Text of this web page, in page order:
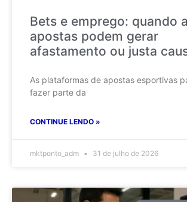
Bets e emprego: quando
apostas podem gerar
afastamento ou justa
As plataformas de apostas esportivas
fazer parte da
CONTINUE LENDO »
mktponto_adm 31 de julho de 2026